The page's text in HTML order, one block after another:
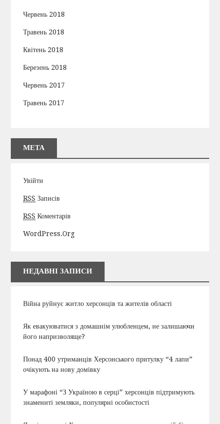
Червень 2018
Травень 2018
Квітень 2018
Березень 2018
Червень 2017
Травень 2017
МЕТА
Увійти
RSS Записів
RSS Коментарів
WordPress.org
НЕДАВНІ ЗАПИСИ
Війна руйнує житло херсонців та жителів області
Як евакуюватися з домашнім улюбленцем, не залишаючи
його напризволяще?
Понад 400 утриманців Херсонського притулку “4 лапи”
очікують на нову домівку
У марафоні “З Україною в серці” херсонців підтримують
знамениті земляки, популярні особистості